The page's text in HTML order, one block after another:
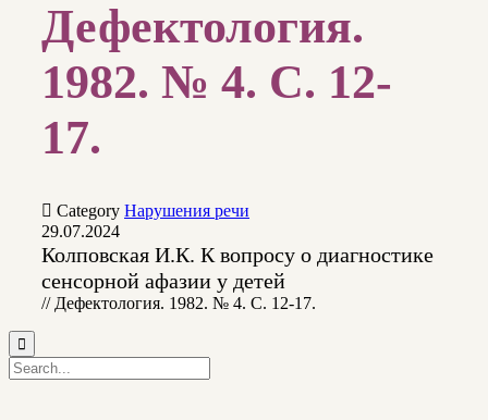
Дефектология.
1982. № 4. С. 12-
17.
 Category Нарушения речи
29.07.2024
Колповская И.К. К вопросу о диагностике
сенсорной афазии у детей
// Дефектология. 1982. № 4. С. 12-17.
